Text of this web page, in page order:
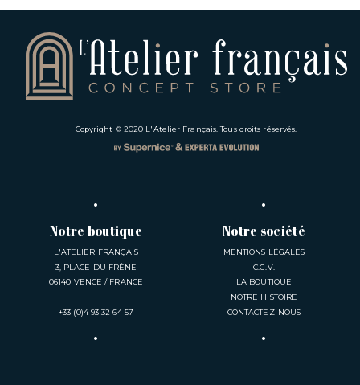
Copyright © 2020 L'Atelier Français . Tous droits réservés.
Notre boutique
L'ATELIER FRANÇAIS
3, PLACE DU FRÊNE
06140 VENCE / FRANCE
+33 (0)4 93 32 64 57
Notre société
MENTIONS LÉGALES
C.G.V.
LA BOUTIQUE
NOTRE HISTOIRE
CONTACTEZ-NOUS